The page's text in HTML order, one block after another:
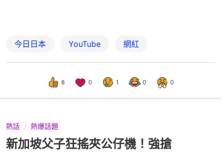
今日日本 YouTube 網紅
8 0 1 0 0
熱話 熱爆話題
新加坡父子狂搖夾公仔機！強搶